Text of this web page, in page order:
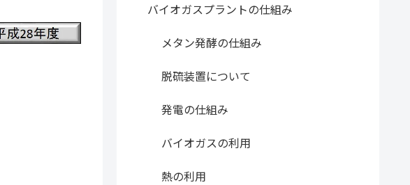
バイオガスプラントの仕組み
メタン発酵の仕組み
脱硫装置について
発電の仕組み
バイオガスの利用
熱の利用